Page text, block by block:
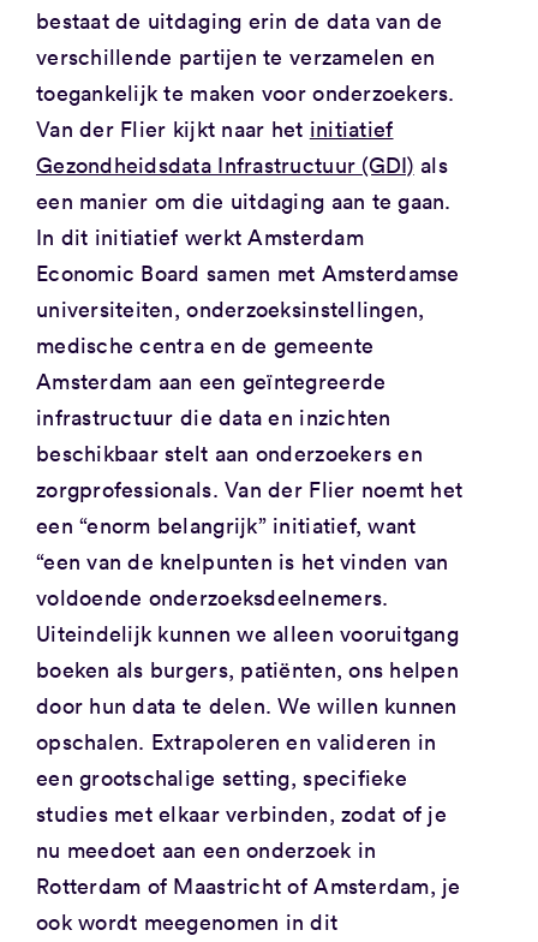
bestaat de uitdaging erin de data van de
verschillende partijen te verzamelen en
toegankelijk te maken voor onderzoekers.
Van der Flier kijkt naar het initiatief
Gezondheidsdata Infrastructuur (GDI) als
een manier om die uitdaging aan te gaan.
In dit initiatief werkt Amsterdam
Economic Board samen met Amsterdamse
universiteiten, onderzoeksinstellingen,
medische centra en de gemeente
Amsterdam aan een geïntegreerde
infrastructuur die data en inzichten
beschikbaar stelt aan onderzoekers en
zorgprofessionals. Van der Flier noemt het
een “enorm belangrijk” initiatief, want
“een van de knelpunten is het vinden van
voldoende onderzoeksdeelnemers.
Uiteindelijk kunnen we alleen vooruitgang
boeken als burgers, patiënten, ons helpen
door hun data te delen. We willen kunnen
opschalen. Extrapoleren en valideren in
een grootschalige setting, specifieke
studies met elkaar verbinden, zodat of je
nu meedoet aan een onderzoek in
Rotterdam of Maastricht of Amsterdam, je
ook wordt meegenomen in dit